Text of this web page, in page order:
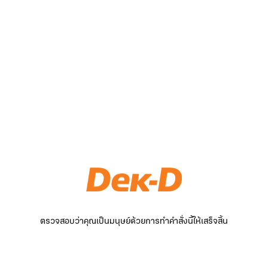
ตรวจสอบว่าคุณเป็นมนุษย์ด้วยการทำคำสั่งนี้ให้เสร็จสิ้น